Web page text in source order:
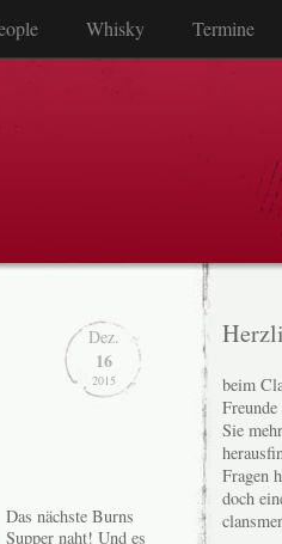
Whisky Termine
Dez.
16
2015
Das nächste Burns
Supper naht! Und es
beim
Sie
Fragen
doch